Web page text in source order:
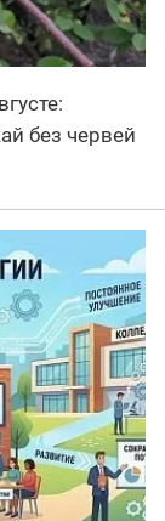
без червей